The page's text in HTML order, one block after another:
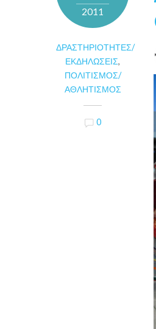
2011
ΔΡΑΣΤΗΡΙΌΤΗΤΕΣ/
ΕΚΔΗΛΏΣΕΙΣ,
ΠΟΛΙΤΙΣΜΌΣ/
ΑΘΛΗΤΙΣΜΌΣ
0